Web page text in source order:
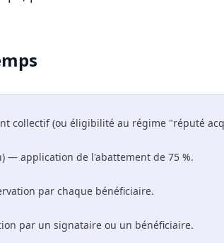
collectif (ou éligibilité au régime "réputé
— application de l'abattement de 75 %.
par chaque bénéficiaire.
par un signataire ou un bénéficiaire.